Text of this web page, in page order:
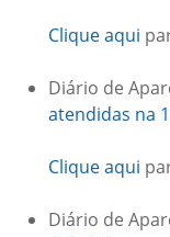
Clique aqui
Diário de
atendidas na
Clique aqui
Diário de